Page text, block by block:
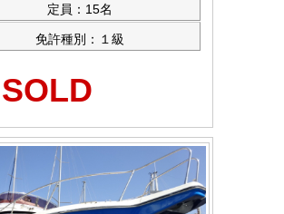
定員：15名
免許種別：１級
SOLD